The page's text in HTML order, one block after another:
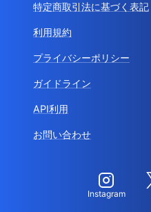
特定商取引法に基づく表記
利用規約
プライバシーポリシー
ガイドライン
API利用
お問い合わせ
Instagram